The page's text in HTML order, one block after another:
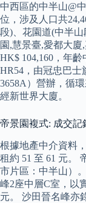
中西區的中半山@
位，涉及人口共
段)、花園道(中半
園,慧景臺,愛都大
HK$ 104,160，年
HR54，由冠忠巴士
3658A）營辦，循
經新世界大廈。
帝景園複式: 成交記
根據地產中介資料
租約 51 至 61 元。
市片區：中半山）
峰2座中層C室，以
元。 沙田晉名峰亦